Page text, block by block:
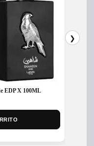
EDP X 100ML
❯